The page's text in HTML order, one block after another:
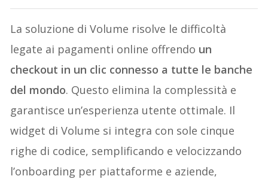
La soluzione di Volume risolve le difficoltà
legate ai pagamenti online offrendo un
checkout in un clic connesso a tutte le banche
del mondo. Questo elimina la complessità e
garantisce un’esperienza utente ottimale. Il
widget di Volume si integra con sole cinque
righe di codice, semplificando e velocizzando
l’onboarding per piattaforme e aziende,